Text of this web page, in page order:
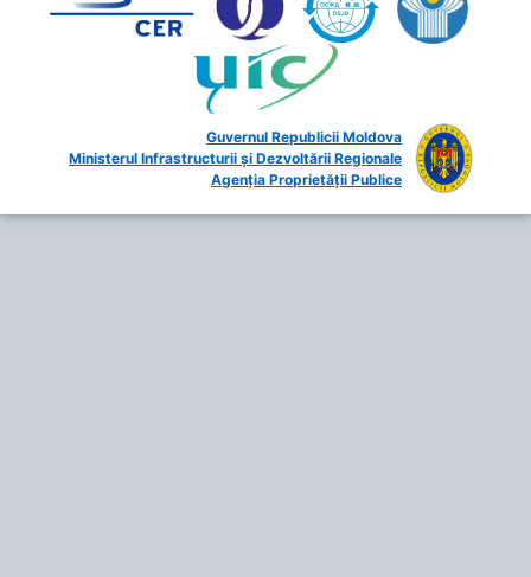
Guvernul Republicii Moldova
Ministerul Infrastructurii și Dezvoltării Regionale
Agenția Proprietății Publice